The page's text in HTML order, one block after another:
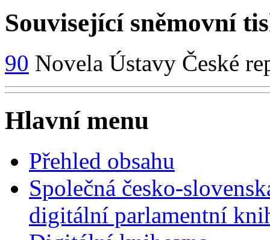
Související sněmovní
90 Novela Ústavy České
Hlavní menu
Přehled obsahu
Společná česko-
digitální parlamentní